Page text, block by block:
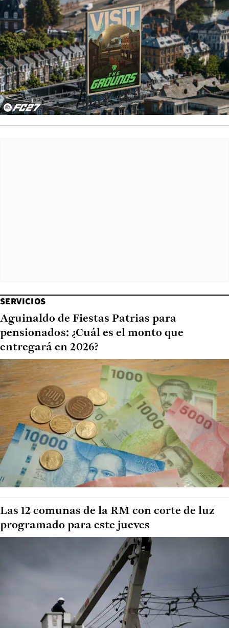
SERVICIOS
Aguinaldo de Fiestas Patrias para
pensionados: ¿Cuál es el monto que
entregará en 2026?
Las 12 comunas de la RM con corte de luz
programado para este jueves